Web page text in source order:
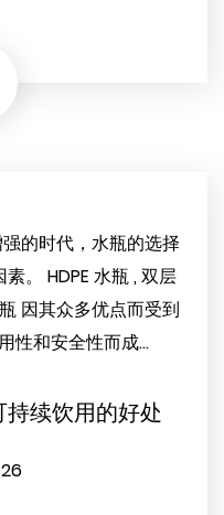
的时代，水瓶的选择
。 HDPE 水瓶 , 双层
因其众多优点而受到
性和安全性而成...
持续饮用的好处